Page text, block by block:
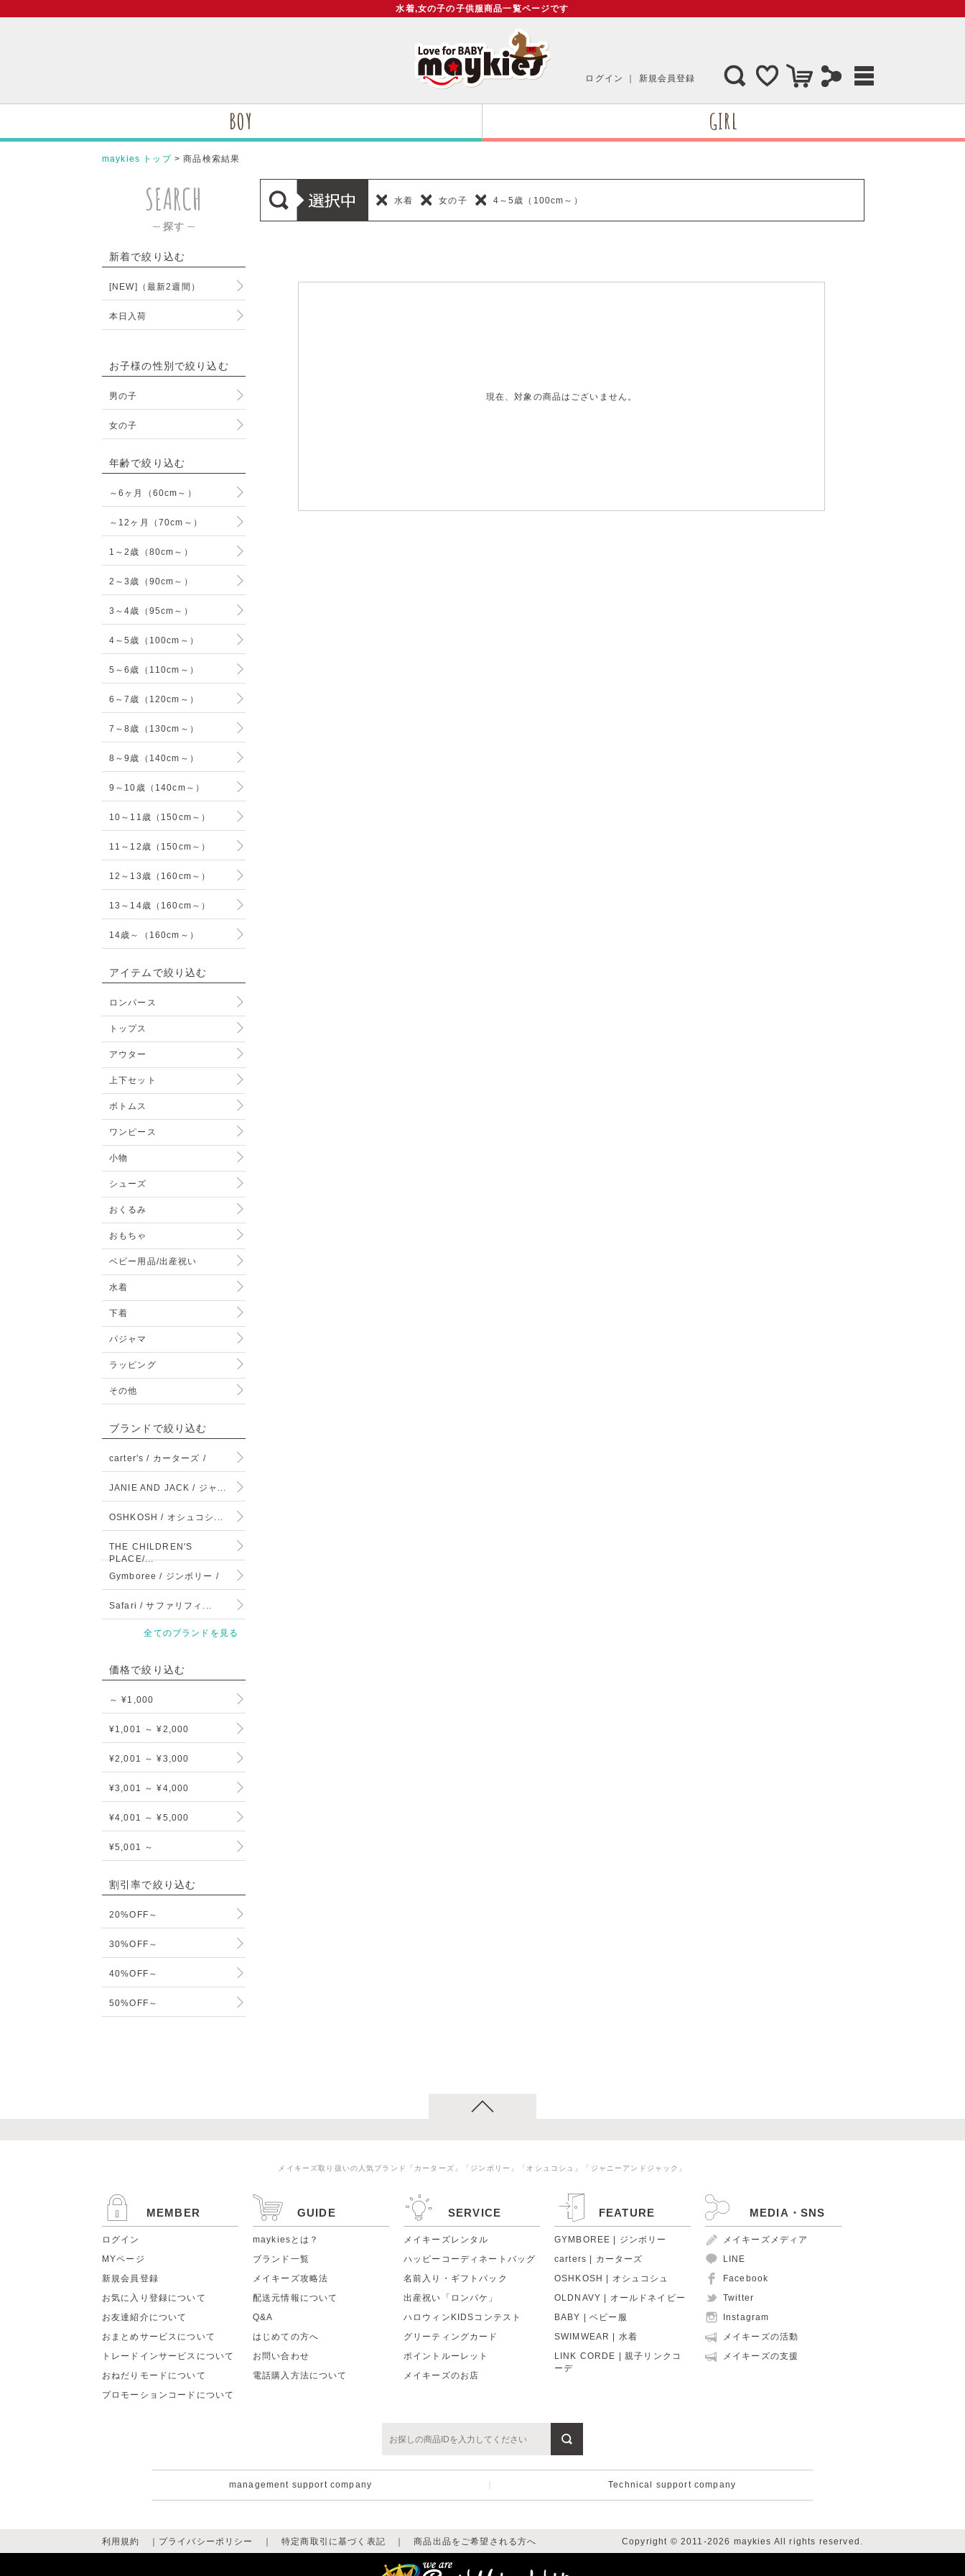
水着,女の子の子供服商品一覧ページです
ログイン ｜ 新規会員登録
BOY GIRL
maykies トップ> 商品検索結果
SEARCH
─ 探す ─
新着で絞り込む
[NEW]（最新2週間）
本日入荷
お子様の性別で絞り込む
男の子
女の子
年齢で絞り込む
～6ヶ月（60cm～）
～12ヶ月（70cm～）
1～2歳（80cm～）
2～3歳（90cm～）
3～4歳（95cm～）
4～5歳（100cm～）
5～6歳（110cm～）
6～7歳（120cm～）
7～8歳（130cm～）
8～9歳（140cm～）
9～10歳（140cm～）
10～11歳（150cm～）
11～12歳（150cm～）
12～13歳（160cm～）
13～14歳（160cm～）
14歳～（160cm～）
アイテムで絞り込む
ロンパース
トップス
アウター
上下セット
ボトムス
ワンピース
小物
シューズ
おくるみ
おもちゃ
ベビー用品/出産祝い
水着
下着
パジャマ
ラッピング
その他
ブランドで絞り込む
carter's / カーターズ /
JANIE AND JACK / ジャ...
OSHKOSH / オシュコシ...
THE CHILDREN'S
PLACE/...
Gymboree / ジンボリー /
Safari / サファリフィ...
全てのブランドを見る
価格で絞り込む
～ ¥1,000
¥1,001 ～ ¥2,000
¥2,001 ～ ¥3,000
¥3,001 ～ ¥4,000
¥4,001 ～ ¥5,000
¥5,001 ～
割引率で絞り込む
20%OFF～
30%OFF～
40%OFF～
50%OFF～
水着 女の子 4～5歳（100cm～）
現在、対象の商品はございません。
メイキーズ取り扱いの人気ブランド「カーターズ」「ジンボリー」「オシュコシュ」「ジャニーアンドジャック」
MEMBER
ログイン
MYページ
新規会員登録
お気に入り登録について
お友達紹介について
おまとめサービスについて
トレードインサービスについて
おねだりモードについて
プロモーションコードについて
GUIDE
maykiesとは？
ブランド一覧
メイキーズ攻略法
配送元情報について
Q&A
はじめての方へ
お問い合わせ
電話購入方法について
SERVICE
メイキーズレンタル
ハッピーコーディネートバッグ
名前入り・ギフトパック
出産祝い「ロンパケ」
ハロウィンKIDSコンテスト
グリーティングカード
ポイントルーレット
メイキーズのお店
FEATURE
GYMBOREE | ジンボリー
carters | カーターズ
OSHKOSH | オシュコシュ
OLDNAVY | オールドネイビー
BABY | ベビー服
SWIMWEAR | 水着
LINK CORDE | 親子リンクコ
ーデ
MEDIA・SNS
メイキーズメディア
LINE
Facebook
Twitter
Instagram
メイキーズの活動
メイキーズの支援
management support company Technical support company
利用規約 ｜ プライバシーポリシー ｜特定商取引に基づく表記 ｜商品出品をご希望される方へ Copyright © 2011-2026 maykies All rights reserved.